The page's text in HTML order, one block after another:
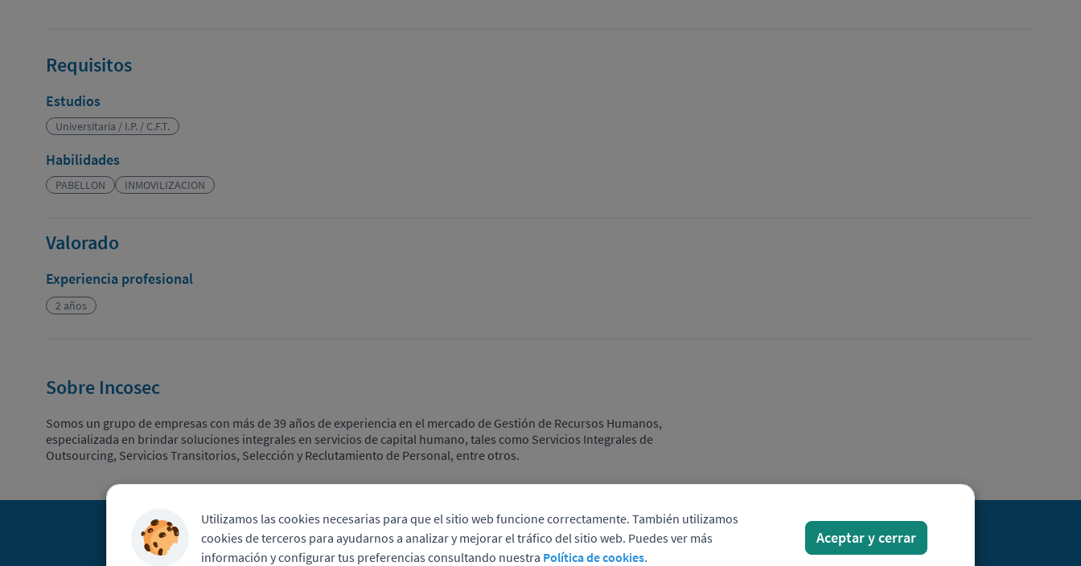
Requisitos
Estudios
Universitaria / I.P. / C.F.T.
Habilidades
PABELLON INMOVILIZACION
Valorado
Experiencia profesional
2 años
Sobre Incosec
Somos un grupo de empresas con más de 39 años de experiencia en el mercado de Gestión de Recursos Humanos,
especializada en brindar soluciones integrales en servicios de capital humano, tales como Servicios Integrales de
Outsourcing, Servicios Transitorios, Selección y Reclutamiento de Personal, entre otros.
APLICAR A ESTE PROCESO
Utilizamos las cookies necesarias para que el sitio web funcione correctamente. También utilizamos
cookies de terceros para ayudarnos a analizar y mejorar el tráfico del sitio web. Puedes ver más
información y configurar tus preferencias consultando nuestra Política de cookies.
Aceptar y cerrar